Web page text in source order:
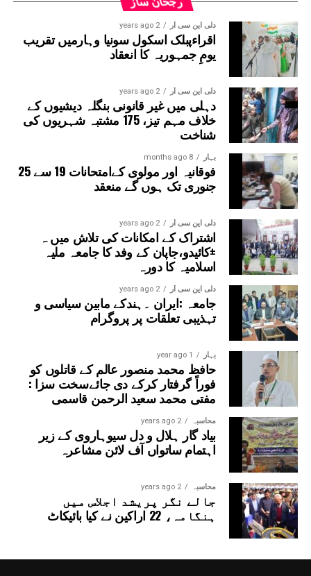
دلی این سی آر 2 years ago
اقراءپبلک اسکول سونیا وہارمیں تقریب
یومِ جمہوریہ کا انعقاد
دلی این سی آر 2 years ago
دہلی میں غیر قانونی بنگلہ دیشیوں کے
خلاف مہم تیز، 175 مشتبہ شہریوں کی
شناخت
بہار 8 months ago
فوقانیہ اور مولوی کےامتحانات 19 سے 25
جنوری تک ہوں گے منعقد
دلی این سی آر 2 years ago
اشتراک کے امکانات کی تلاش میں ہ
±کائیدو،جاپان کے وفد کا جامعہ ملیہ
اسلامیہ کا دورہ
دلی این سی آر 2 years ago
جامعہ :ایران ۔ہندکے مابین سیاسی و
تہذیبی تعلقات پر پروگرام
بہار 1 year ago
حافظ محمد منصور عالم کے قاتلوں کو
فوراً گرفتار کرکے دی جائےسخت سزا :
مفتی محمد سعید الرحمن قاسمی
محاسبہ 2 years ago
بیاد گار ہلال و دل سیوہاروی کے زیر
اہتمام ساتواں آف لائن مشاعرہ
محاسبہ 2 years ago
جالے نگر پریشد اجلاس میں
ہنگامہ، 22 اراکین نے کیا بائیکاٹ